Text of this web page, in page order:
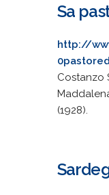
Sa
http://
Costanzo
(1928).